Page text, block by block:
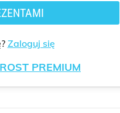
Zaloguj się
PREMIUM